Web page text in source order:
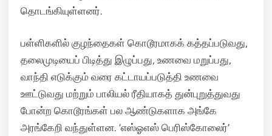
தொடங்கியுள்ளனர்.
பள்ளிகளில் குழந்தைகள் கொடூரமாகக் கத்தப்படுவது,
தலைமுடியைப் பிடித்து இழுப்பது, உணவை மறுப்பது,
வாந்தி எடுக்கும் வரை கட்டாயப்படுத்தி உணவை
ஊட்டுவது மற்றும் பாலியல் ரீதியாகத் துன்புறுத்துவது
போன்ற கொடூரங்கள் பல ஆண்டுகளாக அங்கே
அரங்கேறி வந்துள்ளன. ‘எஸ்ஓஎஸ் பெரிஸ்கோலைர்’